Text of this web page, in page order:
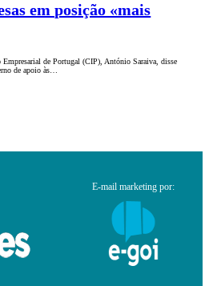
em posição «mais
Empresarial de Portugal (CIP), António Saraiva, disse
de apoio às…
E-mail marketing por: